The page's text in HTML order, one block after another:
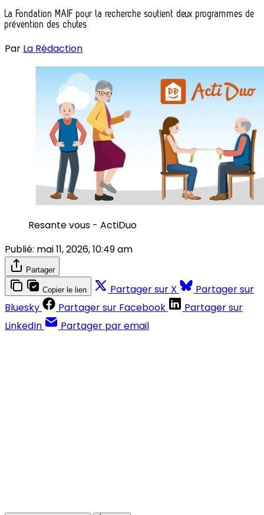
La Fondation MAIF pour la recherche soutient deux programmes de
prévention des chutes
Par La Rédaction
Resante vous - ActiDuo
Publié: mai 11, 2026, 10:49 am
Partager
Copier le lien Partager sur X
Partager sur
Bluesky
Partager sur Facebook
Partager sur
LinkedIn
Partager par email